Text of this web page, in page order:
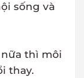
sống và
thì môi
thay.